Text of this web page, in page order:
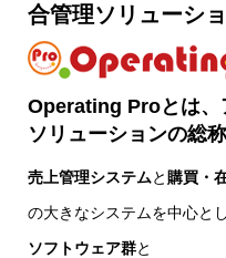
合管理ソリューシ
Operating Proとは、
ソリューションの総称
売上管理システムと 購買・
の大きなシステムを中心と
ソフトウェア群と